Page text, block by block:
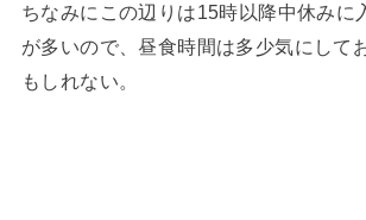
ちなみにこの辺りは15時以降中休みに
が多いので、昼食時間は多少気にして
もしれない。